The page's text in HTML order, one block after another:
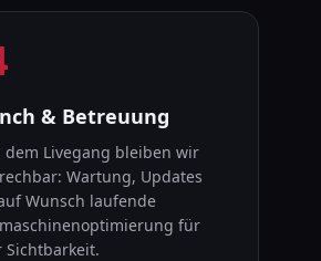
4:
& Betreuung
dem Livegang bleiben wir
Wartung, Updates
Wunsch laufende
für
Sichtbarkeit.